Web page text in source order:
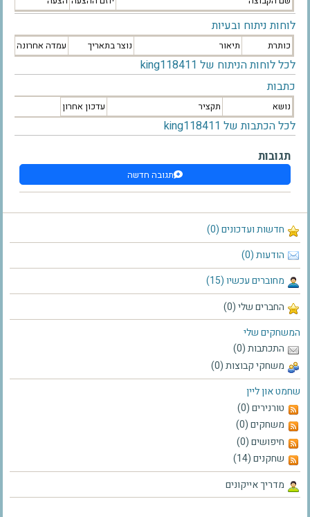
חדשות ועדכונים (0)
הודעות (0)
מחוברים עכשיו (15)
החברים שלי (0)
המשחקים שלי
התכתבות (0)
משחקי קבוצות (0)
שחמט און ליין
טורנירים (0)
משחקים (0)
חיפושים (0)
שחקנים (14)
מדריך אייקונים
לוחות ניתוח ובעיות
כותרת תיאור נוצר בתאריך עמדה אחרונה
לכל לוחות הניתוח של king118411
כתבות
נושא תקציר עדכון אחרון
לכל הכתבות של king118411
תגובות
תגובה חדשה